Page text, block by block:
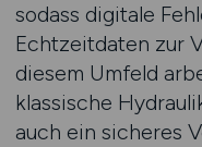
sodass digitale
Echtzeitdaten zur
diesem Umfeld
klassische
auch ein sicheres